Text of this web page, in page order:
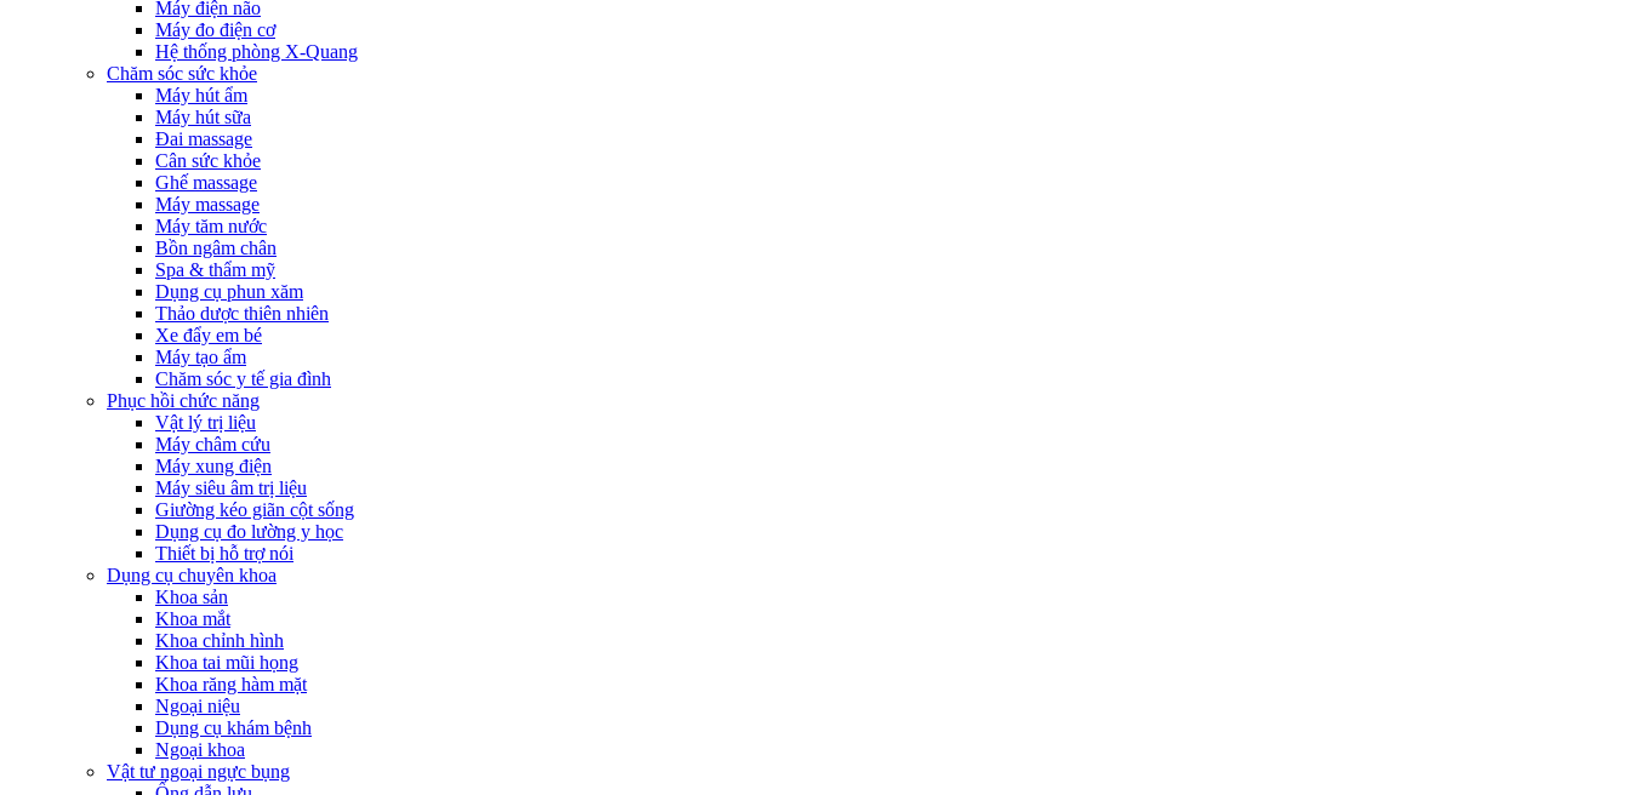
Máy điện não
Máy đo điện cơ
Hệ thống phòng X-Quang
Chăm sóc sức khỏe
Máy hút ẩm
Máy hút sữa
Đai massage
Cân sức khỏe
Ghế massage
Máy massage
Máy tăm nước
Bồn ngâm chân
Spa & thẩm mỹ
Dụng cụ phun xăm
Thảo dược thiên nhiên
Xe đẩy em bé
Máy tạo ẩm
Chăm sóc y tế gia đình
Phục hồi chức năng
Vật lý trị liệu
Máy châm cứu
Máy xung điện
Máy siêu âm trị liệu
Giường kéo giãn cột sống
Dụng cụ đo lường y học
Thiết bị hỗ trợ nói
Dụng cụ chuyên khoa
Khoa sản
Khoa mắt
Khoa chỉnh hình
Khoa tai mũi họng
Khoa răng hàm mặt
Ngoại niệu
Dụng cụ khám bệnh
Ngoại khoa
Vật tư ngoại ngực bụng